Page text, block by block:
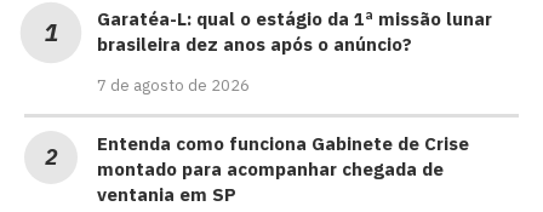
Garatéa-L: qual o estágio da 1ª missão lunar
brasileira dez anos após o anúncio?
7 de agosto de 2026
Entenda como funciona Gabinete de Crise
montado para acompanhar chegada de
ventania em SP